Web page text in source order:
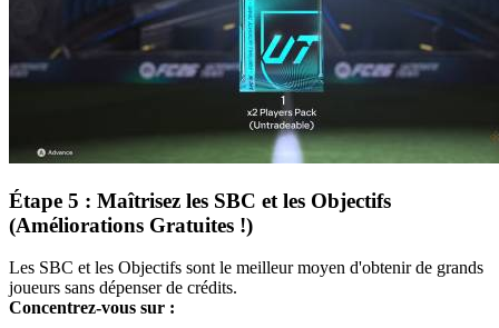
Étape 5 : Maîtrisez les SBC et les Objectifs
(Améliorations Gratuites !)
Les SBC et les Objectifs sont le meilleur moyen d'obtenir de grands
joueurs sans dépenser de crédits.
Concentrez-vous sur :